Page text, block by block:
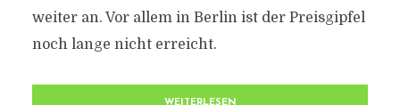
weiter an. Vor allem in Berlin ist der Preisgipfel
noch lange nicht erreicht.
WEITERLESEN